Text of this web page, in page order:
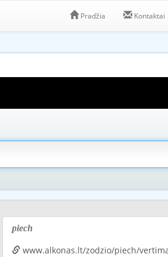
Pradžia Kontaktai
piech
www.alkonas.lt/zodzio/piech/